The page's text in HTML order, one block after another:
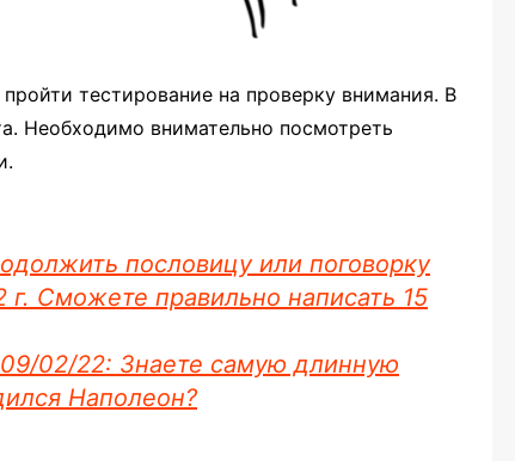
тестирование на проверку внимания. В
Необходимо внимательно посмотреть
пословицу или поговорку
Сможете правильно написать 15
02/22: Знаете самую длинную
Наполеон?